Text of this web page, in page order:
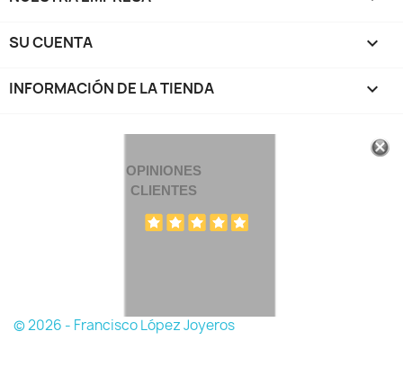
SU CUENTA 
INFORMACIÓN DE LA TIENDA keyboard_arrow_down
OPINIONES
CLIENTES
© 2026 - Francisco López Joyeros